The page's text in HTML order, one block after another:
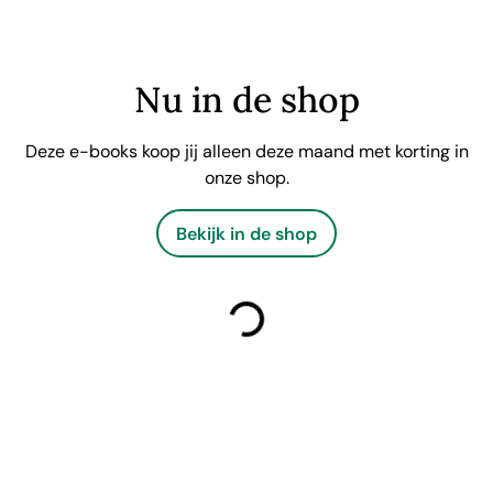
Nu in de shop
Deze e-books koop jij alleen deze maand met korting in
onze shop.
Bekijk in de shop
laden